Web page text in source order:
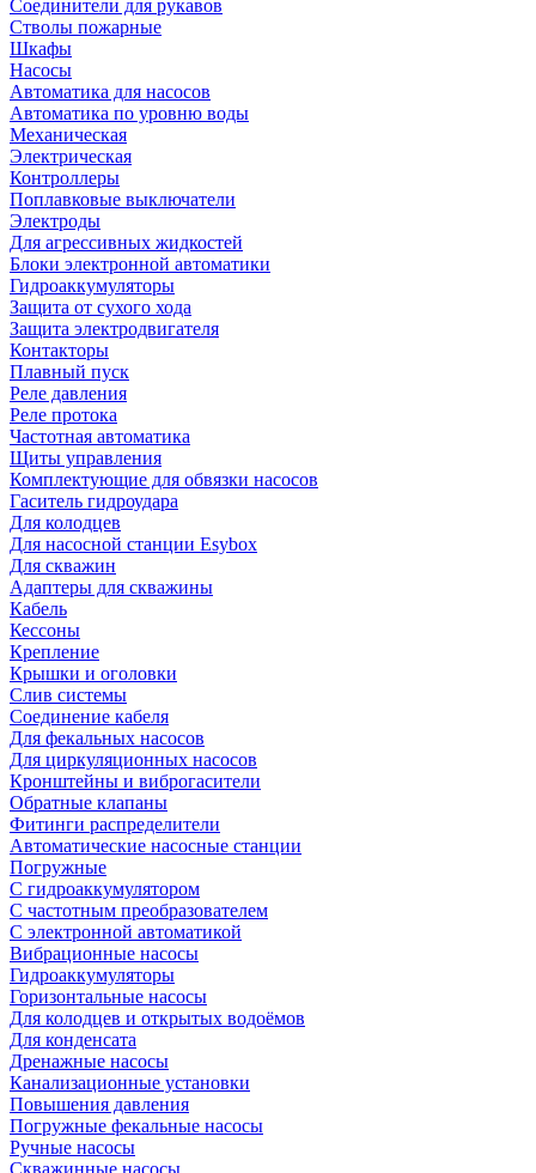
Соединители для рукавов
Стволы пожарные
Шкафы
Насосы
Автоматика для насосов
Автоматика по уровню воды
Механическая
Электрическая
Контроллеры
Поплавковые выключатели
Электроды
Для агрессивных жидкостей
Блоки электронной автоматики
Гидроаккумуляторы
Защита от сухого хода
Защита электродвигателя
Контакторы
Плавный пуск
Реле давления
Реле протока
Частотная автоматика
Щиты управления
Комплектующие для обвязки насосов
Гаситель гидроудара
Для колодцев
Для насосной станции Esybox
Для скважин
Адаптеры для скважины
Кабель
Кессоны
Крепление
Крышки и оголовки
Слив системы
Соединение кабеля
Для фекальных насосов
Для циркуляционных насосов
Кронштейны и виброгасители
Обратные клапаны
Фитинги распределители
Автоматические насосные станции
Погружные
С гидроаккумулятором
С частотным преобразователем
С электронной автоматикой
Вибрационные насосы
Гидроаккумуляторы
Горизонтальные насосы
Для колодцев и открытых водоёмов
Для конденсата
Дренажные насосы
Канализационные установки
Повышения давления
Погружные фекальные насосы
Ручные насосы
Скважинные насосы